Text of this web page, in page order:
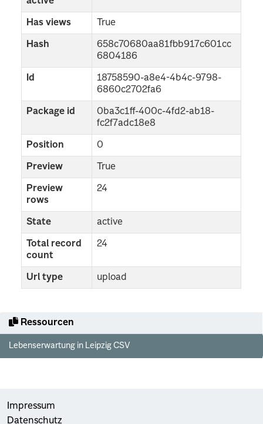
Ressourcen
Lebenserwartung in Leipzig CSV
Has views True
Hash
658c70680aa81fbb917c601cc
6804186
Id
18758590-a8e4-4b4c-9798-
6860c2702fa6
Package id
0ba3c1ff-400c-4fd2-ab18-
fc2f7adc18e8
Position 0
Preview True
Preview
rows
24
State active
Total record
count
24
Url type upload
Impressum
Datenschutz